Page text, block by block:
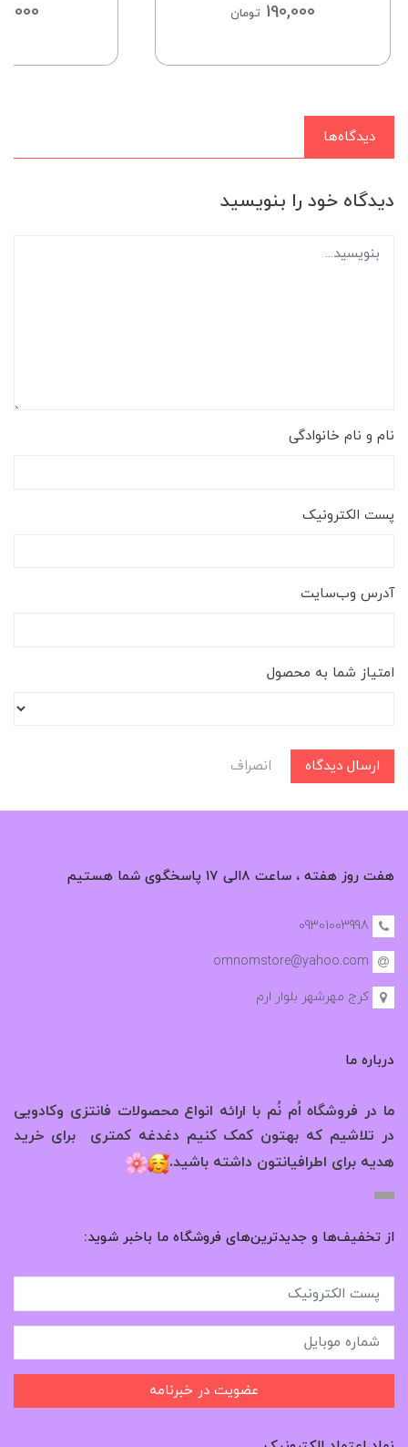
190,000 تومان
دیدگاه‌ها
دیدگاه خود را بنویسید
نام و نام خانوادگی
پست الکترونیک
آدرس وب‌سایت
امتیاز شما به محصول
ارسال دیدگاه انصراف
هفت روز هفته ، ساعت ۸الی ۱۷ پاسخگوی شما هستیم
09301003998
omnomstore@yahoo.com
کرج مهرشهر بلوار ارم
درباره ما
ما در فروشگاه اُم نُم با ارائه انواع محصولات فانتزی وکادویی
در تلاشیم که بهتون کمک کنیم دغدغه کمتری برای خرید
هدیه برای اطرافیانتون داشته باشید.
از تخفیف‌ها و جدیدترین‌های فروشگاه ما باخبر شوید:
عضویت در خبرنامه